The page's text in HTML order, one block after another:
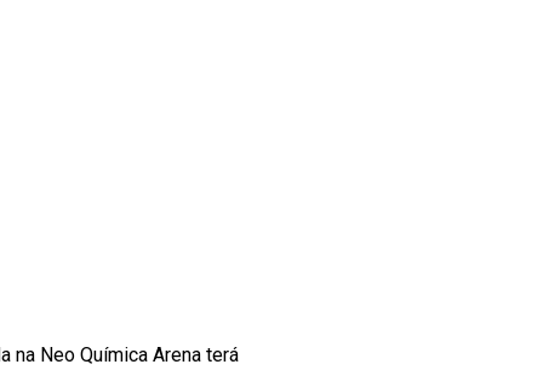
na Neo Química Arena terá